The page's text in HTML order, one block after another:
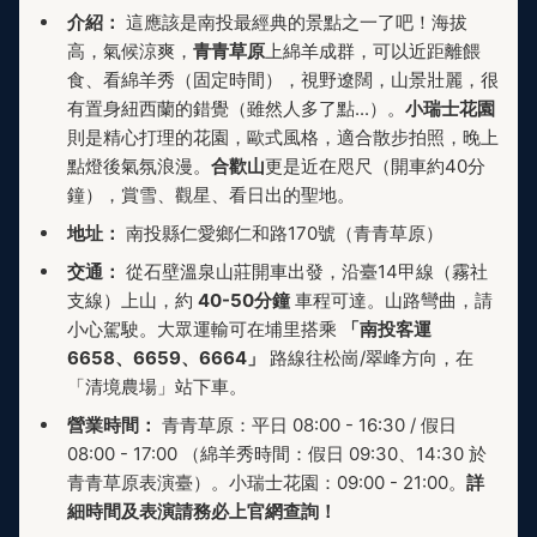
介紹： 這應該是南投最經典的景點之一了吧！海拔
高，氣候涼爽， 青青草原上綿羊成群，可以近距離餵
食、看綿羊秀（固定時間），視野遼闊，山景壯麗，很
有置身紐西蘭的錯覺（雖然人多了點...）。 小瑞士花園
則是精心打理的花園，歐式風格，適合散步拍照，晚上
點燈後氣氛浪漫。 合歡山更是近在咫尺（開車約40分
鐘），賞雪、觀星、看日出的聖地。
地址： 南投縣仁愛鄉仁和路170號（青青草原）
交通： 從石壁溫泉山莊開車出發，沿臺14甲線（霧社
支線）上山，約 40-50分鐘 車程可達。山路彎曲，請
小心駕駛。大眾運輸可在埔里搭乘
「南投客運
6658、6659、6664」
路線往松崗/翠峰方向，在
「清境農場」站下車。
營業時間： 青青草原：平日 08:00 - 16:30 / 假日
08:00 - 17:00 （綿羊秀時間：假日 09:30、14:30 於
青青草原表演臺）。小瑞士花園：09:00 - 21:00。 詳
細時間及表演請務必上官網查詢！